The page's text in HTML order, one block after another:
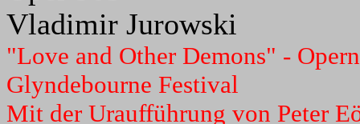
Vladimir Jurowski
"Love and Other Demons" -
Glyndebourne Festival
Mit der Uraufführung von Peter